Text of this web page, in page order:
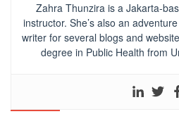
Zahra Thunzira is a Jakarta-
instructor. She’s also an
writer for several blogs and
degree in Public Health from